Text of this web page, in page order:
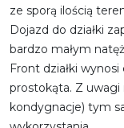
ze sporą ilością
Dojazd do działki
bardzo małym
Front działki
prostokąta. Z
kondygnacje) tym